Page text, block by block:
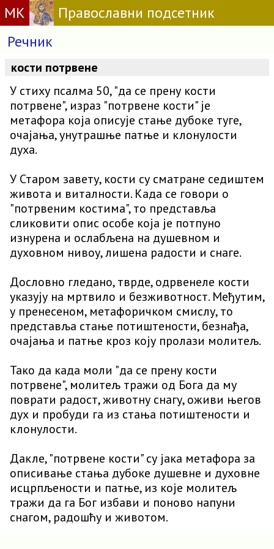
МК
Православни подсетник
Речник
кости потрвене
У стиху псалма 50, "да се прену кости
потрвене", израз "потрвене кости" је
метафора која описује стање дубоке туге,
очајања, унутрашње патње и клонулости
духа.
У Старом завету, кости су сматране седиштем
живота и виталности. Када се говори о
"потрвеним костима", то представља
сликовити опис особе која је потпуно
изнурена и ослабљена на душевном и
духовном нивоу, лишена радости и снаге.
Дословно гледано, тврде, одрвенеле кости
указују на мртвило и безживотност. Међутим,
у пренесеном, метафоричком смислу, то
представља стање потиштености, безнађа,
очајања и патње кроз коју пролази молитељ.
Тако да када моли "да се прену кости
потрвене", молитељ тражи од Бога да му
поврати радост, животну снагу, оживи његов
дух и пробуди га из стања потиштености и
клонулости.
Дакле, "потрвене кости" су јака метафора за
описивање стања дубоке душевне и духовне
исцрпљености и патње, из које молитељ
тражи да га Бог избави и поново напуни
снагом, радошћу и животом.